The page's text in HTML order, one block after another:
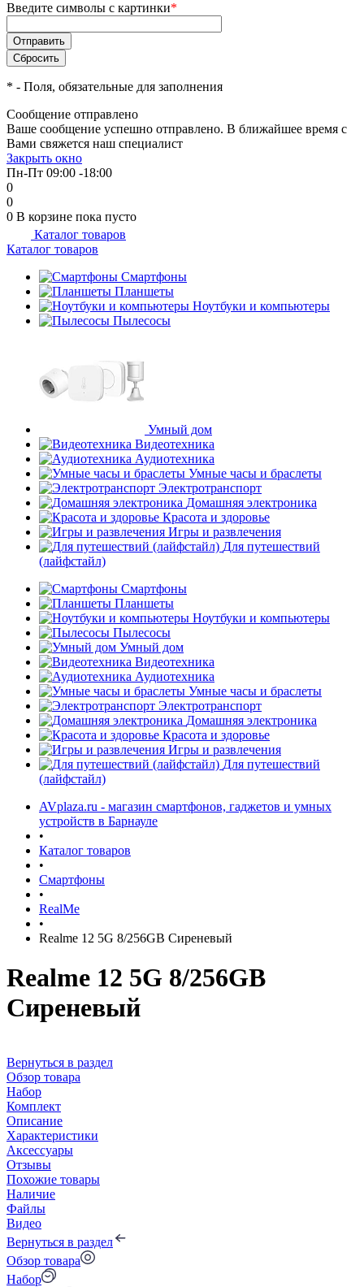
Введите символы с картинки*
* - Поля, обязательные для заполнения
Сообщение отправлено
Ваше сообщение успешно отправлено. В ближайшее время с
Вами свяжется наш специалист
Закрыть окно
Пн-Пт 09:00 -18:00
0
0
0 В корзине пока пусто
Каталог товаров
Каталог товаров
Смартфоны
Планшеты
Ноутбуки и компьютеры
Пылесосы
Умный дом
Видеотехника
Аудиотехника
Умные часы и браслеты
Электротранспорт
Домашняя электроника
Красота и здоровье
Игры и развлечения
Для путешествий
(лайфстайл)
Смартфоны
Планшеты
Ноутбуки и компьютеры
Пылесосы
Умный дом
Видеотехника
Аудиотехника
Умные часы и браслеты
Электротранспорт
Домашняя электроника
Красота и здоровье
Игры и развлечения
Для путешествий
(лайфстайл)
AVplaza.ru - магазин смартфонов, гаджетов и умных
устройств в Барнауле
•
Каталог товаров
•
Смартфоны
•
RealMe
•
Realme 12 5G 8/256GB Сиреневый
Realme 12 5G 8/256GB
Сиреневый
Вернуться в раздел
Обзор товара
Набор
Комплект
Описание
Характеристики
Аксессуары
Отзывы
Похожие товары
Наличие
Файлы
Видео
Вернуться в раздел
Обзор товара
Набор
Оставшиеся75% будут
списыватьсяс вашей карты
по
Подробнее
об оплате Плайтом
недели
раз в 2 недели
plait.ru